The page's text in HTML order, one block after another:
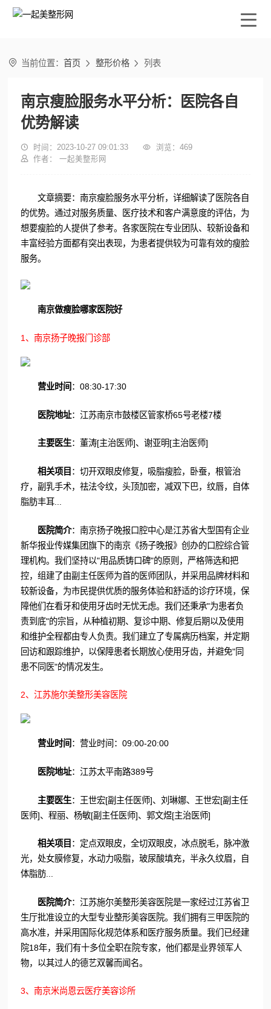
 当前位置：首页  整形价格  列表
南京瘦脸服务水平分析：医院各自
优势解读
 时间：2023-10-27 09:01:33  浏览： 469
 作者： 一起美整形网
文章摘要：南京瘦脸服务水平分析，详细解读了医院各自
的优势。通过对服务质量、医疗技术和客户满意度的评估，为
想要瘦脸的人提供了参考。各家医院在专业团队、较新设备和
丰富经验方面都有突出表现，为患者提供较为可靠有效的瘦脸
服务。
南京做瘦脸哪家医院好
1、南京扬子晚报门诊部
营业时间 ：08:30-17:30
医院地址：江苏南京市鼓楼区管家桥65号老楼7楼
主要医生：董涛[主治医师]、谢亚明[主治医师]
相关项目 ：切开双眼皮修复，吸脂瘦脸，卧蚕，根管治
疗，副乳手术，祛法令纹，头顶加密，减双下巴，纹唇，自体
脂肪丰耳...
医院简介：南京扬子晚报口腔中心是江苏省大型国有企业
新华报业传媒集团旗下的南京《扬子晚报》创办的口腔综合管
理机构。我们坚持以"用品质铸口碑"的原则，严格筛选和把
控，组建了由副主任医师为首的医师团队，并采用品牌材料和
较新设备，为市民提供优质的服务体验和舒适的诊疗环境，保
障他们在看牙和使用牙齿时无忧无虑。我们还秉承"为患者负
责到底"的宗旨，从种植初期、复诊中期、修复后期以及使用
和维护全程都由专人负责。我们建立了专属病历档案，并定期
回访和跟踪维护，以保障患者长期放心使用牙齿，并避免"同
患不同医"的情况发生。
2、江苏施尔美整形美容医院
营业时间 ：营业时间：09:00-20:00
医院地址：江苏太平南路389号
主要医生：王世宏[副主任医师]、刘琳娜、王世宏[副主任
医师]、程丽、杨敏[副主任医师]、郭文煜[主治医师]
相关项目 ：定点双眼皮，全切双眼皮，冰点脱毛，脉冲激
光，处女膜修复，水动力吸脂，玻尿酸填充，半永久纹眉，自
体脂肪...
医院简介：江苏施尔美整形美容医院是一家经过江苏省卫
生厅批准设立的大型专业整形美容医院。我们拥有三甲医院的
高水准，并采用国际化规范体系和医疗服务质量。我们已经建
院18年，我们有十多位全职在院专家，他们都是业界领军人
物，以其过人的德艺双馨而闻名。
3、南京米尚恩云医疗美容诊所